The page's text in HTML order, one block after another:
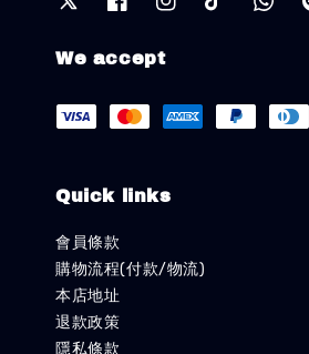
We accept
Quick links
會員條款
購物流程(付款/物流)
本店地址
退款政策
隱私條款